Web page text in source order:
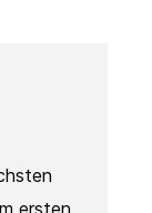
ersten